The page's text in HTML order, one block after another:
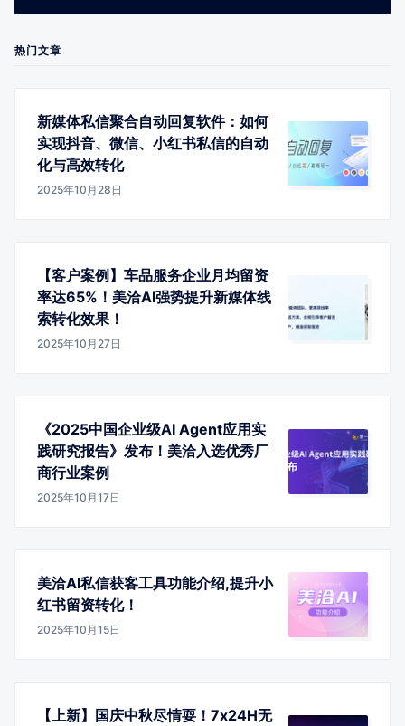
热门文章
新媒体私信聚合自动回复软件：如何
实现抖音、微信、小红书私信的自动
化与高效转化
2025年10月28日
【客户案例】车品服务企业月均留资
率达65%！美洽AI强势提升新媒体线
索转化效果！
2025年10月27日
《2025中国企业级AI Agent应用实
践研究报告》发布！美洽入选优秀厂
商行业案例
2025年10月17日
美洽AI私信获客工具功能介绍,提升小
红书留资转化！
2025年10月15日
【上新】国庆中秋尽情耍！7x24H无